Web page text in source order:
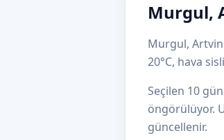
Murgul,
Murgul,
20°C, hava
Seçilen 10
öngörülüyor.
güncellenir.